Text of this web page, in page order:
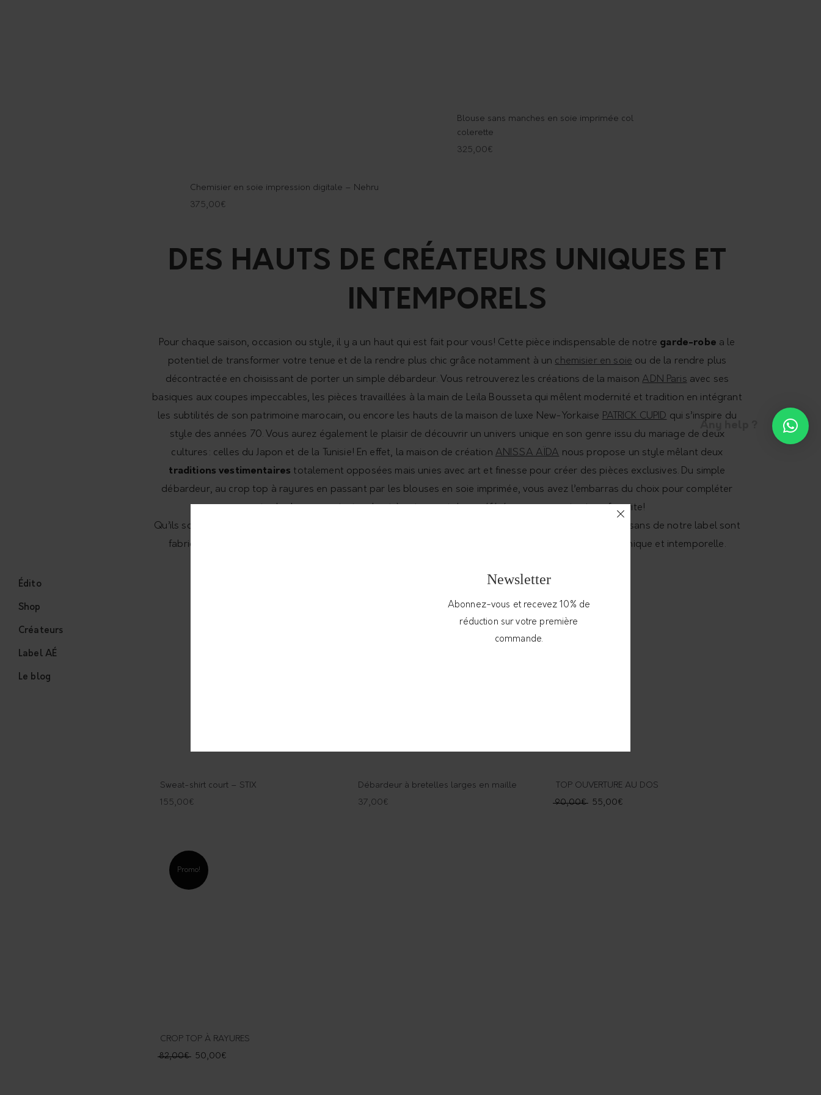
Édito
Shop
Créateurs
Label AÉ
Le blog
Chemisier en soie impression digitale – Nehru
375,00€
Blouse sans manches en soie imprimée col
colerette
325,00€
DES HAUTS DE CRÉATEURS UNIQUES ET
INTEMPORELS
Pour chaque saison, occasion ou style, il y a un haut qui est fait pour vous! Cette pièce indispensable de notre garde-robe a le
potentiel de transformer votre tenue et de la rendre plus chic grâce notamment à un chemisier en soie ou de la rendre plus
décontractée en choisissant de porter un simple débardeur. Vous retrouverez les créations de la maison ADN Paris avec ses
basiques aux coupes impeccables, les pièces travaillées à la main de Leïla Bousseta qui mêlent modernité et tradition en intégrant
les subtilités de son patrimoine marocain, ou encore les hauts de la maison de luxe New-Yorkaise PATRICK CUPID qui s’inspire du
style des années 70. Vous aurez également le plaisir de découvrir un univers unique en son genre issu du mariage de deux
cultures: celles du Japon et de la Tunisie! En effet, la maison de création ANISSA AÏDA nous propose un style mêlant deux
traditions vestimentaires totalement opposées mais unies avec art et finesse pour créer des pièces exclusives. Du simple
débardeur, au crop top à rayures en passant par les blouses en soie imprimée, vous avez l’embarras du choix pour compléter
préféré ou encore votre jupe favorite!
Qu’ils soient simples ou chics, à manches courtes ou à manches longues, tous les hauts créés par les artisans de notre label sont
fabriqués à partir de matières nobles qui feront de votre blouse, sweat-shirt ou tee-shirt une pièce unique et intemporelle.
Sweat-shirt court – STIX
155,00€
Débardeur à bretelles larges en maille
37,00€
TOP OUVERTURE AU DOS
90,00€ 55,00€
Promo!
CROP TOP À RAYURES
82,00€ 50,00€
Newsletter
Abonnez-vous et recevez 10% de
réduction sur votre première
commande.